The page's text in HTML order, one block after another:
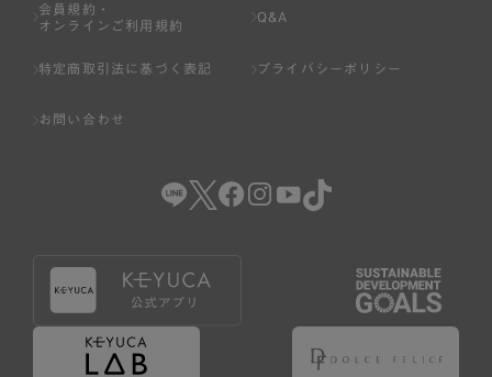
会員規約・
オンラインご利用規約
Q&A
特定商取引法に基づく表記 プライバシーポリシー
お問い合わせ